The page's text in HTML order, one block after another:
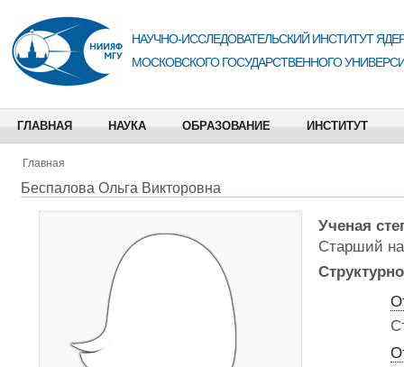
НАУЧНО-ИССЛЕДОВАТЕЛЬСКИЙ ИНСТИТУТ
МОСКОВСКОГО ГОСУДАРСТВЕННОГО
ГЛАВНАЯ НАУКА ОБРАЗОВАНИЕ ИНСТИТУТ
Главная
Беспалова Ольга Викторовна
Ученая
Старший